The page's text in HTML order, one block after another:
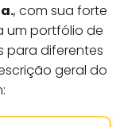
, com sua forte
um portfólio de
para diferentes
geral do